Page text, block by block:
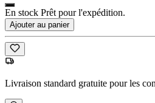
En stock Prêt pour l'expédition.
Ajouter au panier
Livraison standard gratuite pour les